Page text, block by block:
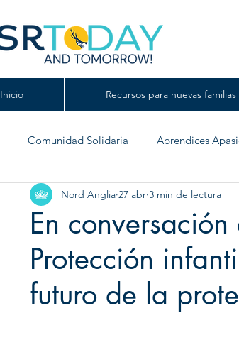
Inicio Recursos para nuevas familias
Comunidad Solidaria Aprendices
Juilliard
En
Protección
futuro de la
Nord Anglia 27 abr 3 min de lectura